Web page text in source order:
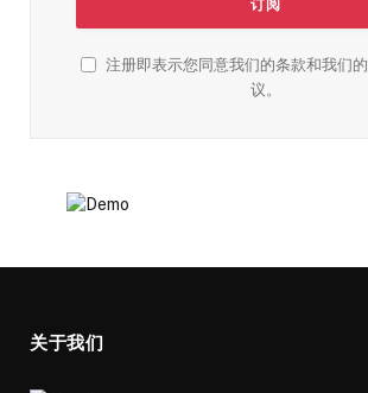
注册即表示您同意我们的条款和我们的
议。
关于我们